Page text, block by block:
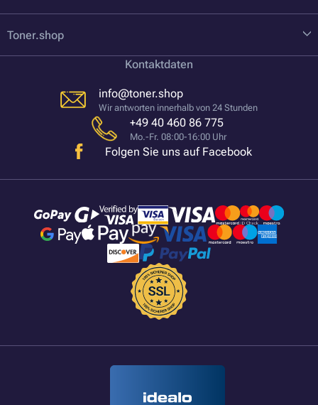
Toner.shop
Kontaktdaten
info@toner.shop
Wir antworten innerhalb von 24 Stunden
+49 40 460 86 775
Mo.-Fr. 08:00-16:00 Uhr
Folgen Sie uns auf Facebook